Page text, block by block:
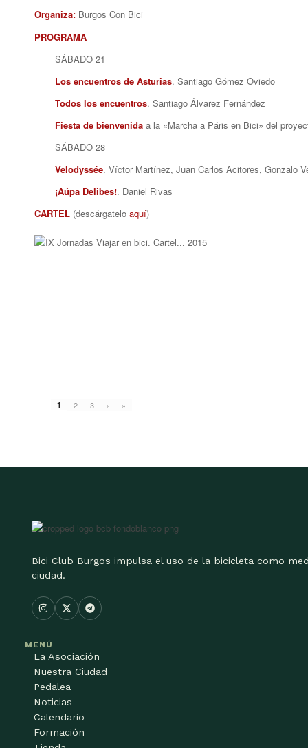
Organiza: Burgos Con Bici
PROGRAMA
SÁBADO 21
Los encuentros de Asturias. Santiago Gómez Oviedo
Todos los encuentros. Santiago Álvarez Fernández
Fiesta de bienvenida a la «Marcha a Páris en Bici» del
SÁBADO 28
Velodyssée. Víctor Martínez, Juan Carlos Acitores, Gonzalo
¡Aúpa Delibes!. Daniel Rivas
CARTEL (descárgatelo aquí)
1 2 3 › »
Bici Club Burgos impulsa el uso de la bicicleta como
ciudad.
MENÚ
La Asociación
Nuestra Ciudad
Pedalea
Noticias
Calendario
Formación